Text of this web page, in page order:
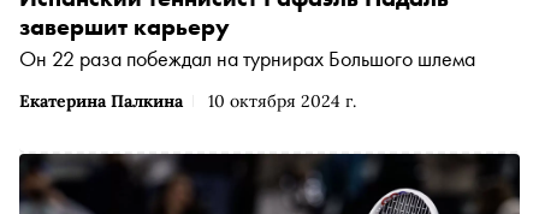
Екатерина Палкина 10 октября 2024 г.
завершит карьеру
Он 22 раза побеждал на турнирах Большого шлема